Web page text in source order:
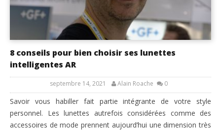
8 conseils pour bien choisir ses lunettes
intelligentes AR
septembre 14, 2021 Alain Roache 0
Savoir vous habiller fait partie intégrante de votre style
personnel. Les lunettes autrefois considérées comme des
accessoires de mode prennent aujourd’hui une dimension très